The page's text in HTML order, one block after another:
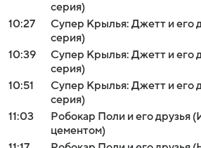
серия)
10:27
Супер Крылья: Джетт и его
серия)
10:39
Супер Крылья: Джетт и его
серия)
10:51
Супер Крылья: Джетт и его
серия)
11:03
Робокар Поли и его друзья
цементом)